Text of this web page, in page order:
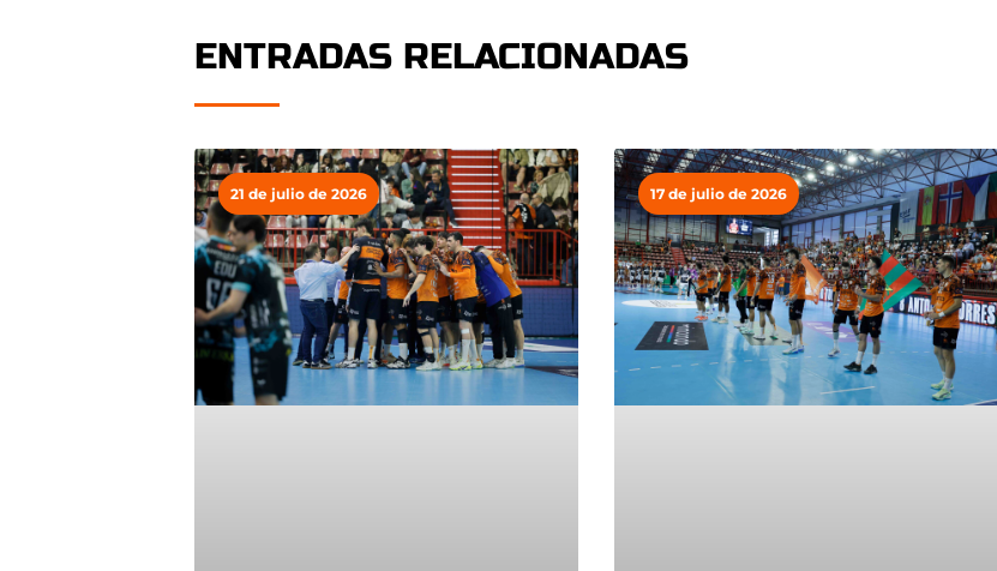
ENTRADAS RELACIONADAS
21 de julio de 2026 17 de julio de 2026